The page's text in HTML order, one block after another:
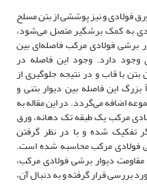
فولادی و نیز پوششی از بتن مسلح
به کمک برشگیر متصل می‌شود،
فولادی مرکب فاصله‌ای بین
وجود دارد. وجود این فاصله در
با قاب و در نتیجه جلوگیری از
این فاصله بین دیوار بتنی و
اضافه می‌گردد. در این مقاله به
مرکب یک طبقه تک دهانه، ورق
تفکیک شده و با در نظر گرفتن
فولادی مرکب محاسبه شده است.
دیوار برشی فولادی مرکب،
بررسی قرار گرفته و به دنبال آن،